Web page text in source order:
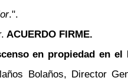
.".
ACUERDO FIRME.
en propiedad en
Bolaños, Director